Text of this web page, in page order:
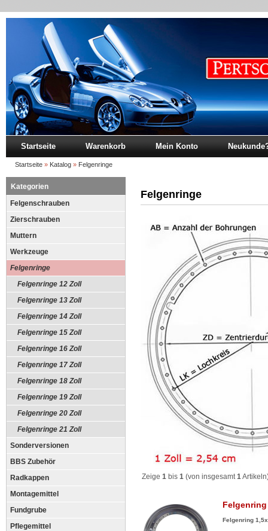
Startseite Warenkorb Mein Konto
Startseite » Katalog » Felgenringe
Kategorien
Felgenschrauben
Zierschrauben
Muttern
Werkzeuge
Felgenringe
Felgenringe 12 Zoll
Felgenringe 13 Zoll
Felgenringe 14 Zoll
Felgenringe 15 Zoll
Felgenringe 16 Zoll
Felgenringe 17 Zoll
Felgenringe 18 Zoll
Felgenringe 19 Zoll
Felgenringe 20 Zoll
Felgenringe 21 Zoll
Sonderversionen
BBS Zubehör
Radkappen
Montagemittel
Fundgrube
Pflegemittel
Felgenringe
Zeige 1 bis 1 (von insgesamt1
Felgenring